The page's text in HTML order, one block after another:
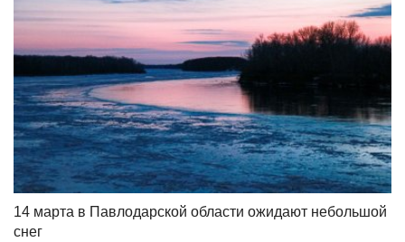
14 марта в Павлодарской области ожидают небольшой
снег